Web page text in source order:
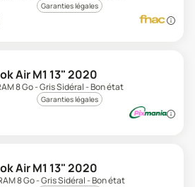
Garanties légales
Air M1 13" 2020
8 Go - Gris Sidéral - Bon état
Garanties légales
Air M1 13" 2020
8 Go - Gris Sidéral - Bon état